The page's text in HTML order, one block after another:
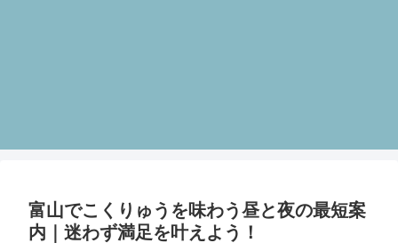
富山でこくりゅうを味わう昼と夜の最短案
内｜迷わず満足を叶えよう！